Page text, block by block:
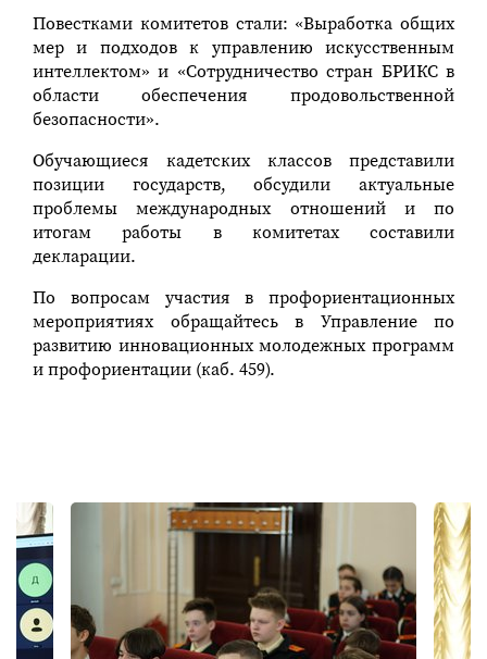
Повестками комитетов стали: «Выработка общих
мер и подходов к управлению искусственным
интеллектом» и «Сотрудничество стран БРИКС в
области обеспечения продовольственной
безопасности».
Обучающиеся кадетских классов представили
позиции государств, обсудили актуальные
проблемы международных отношений и по
итогам работы в комитетах составили
декларации.
По вопросам участия в профориентационных
мероприятиях обращайтесь в Управление по
развитию инновационных молодежных программ
и профориентации (каб. 459).